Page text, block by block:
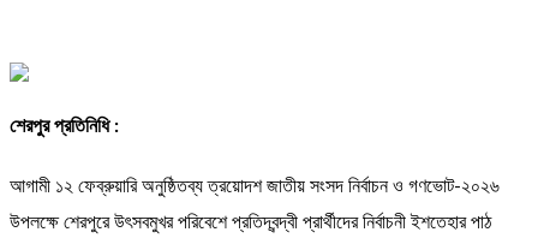
শেরপুর প্রতিনিধি :
আগামী ১২ ফেব্রুয়ারি অনুষ্ঠিতব্য ত্রয়োদশ জাতীয় সংসদ নির্বাচন ও গণভোট-২০২৬
উপলক্ষে শেরপুরে উৎসবমুখর পরিবেশে প্রতিদ্বন্দ্বী প্রার্থীদের নির্বাচনী ইশতেহার পাঠ